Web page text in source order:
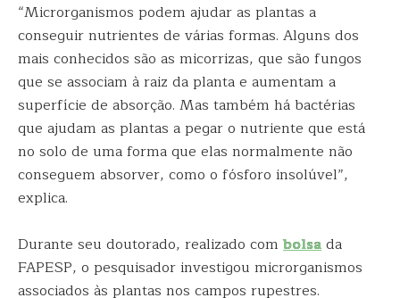
“Microrganismos podem ajudar as plantas a
conseguir nutrientes de várias formas. Alguns dos
mais conhecidos são as micorrizas, que são fungos
que se associam à raiz da planta e aumentam a
superfície de absorção. Mas também há bactérias
que ajudam as plantas a pegar o nutriente que está
no solo de uma forma que elas normalmente não
conseguem absorver, como o fósforo insolúvel”,
explica.
Durante seu doutorado, realizado com bolsada
FAPESP, o pesquisador investigou microrganismos
associados às plantas nos campos rupestres.